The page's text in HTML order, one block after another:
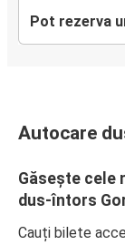
Pot rezerva
Autocare
Găsește cele
dus-întors
Cauți bilete